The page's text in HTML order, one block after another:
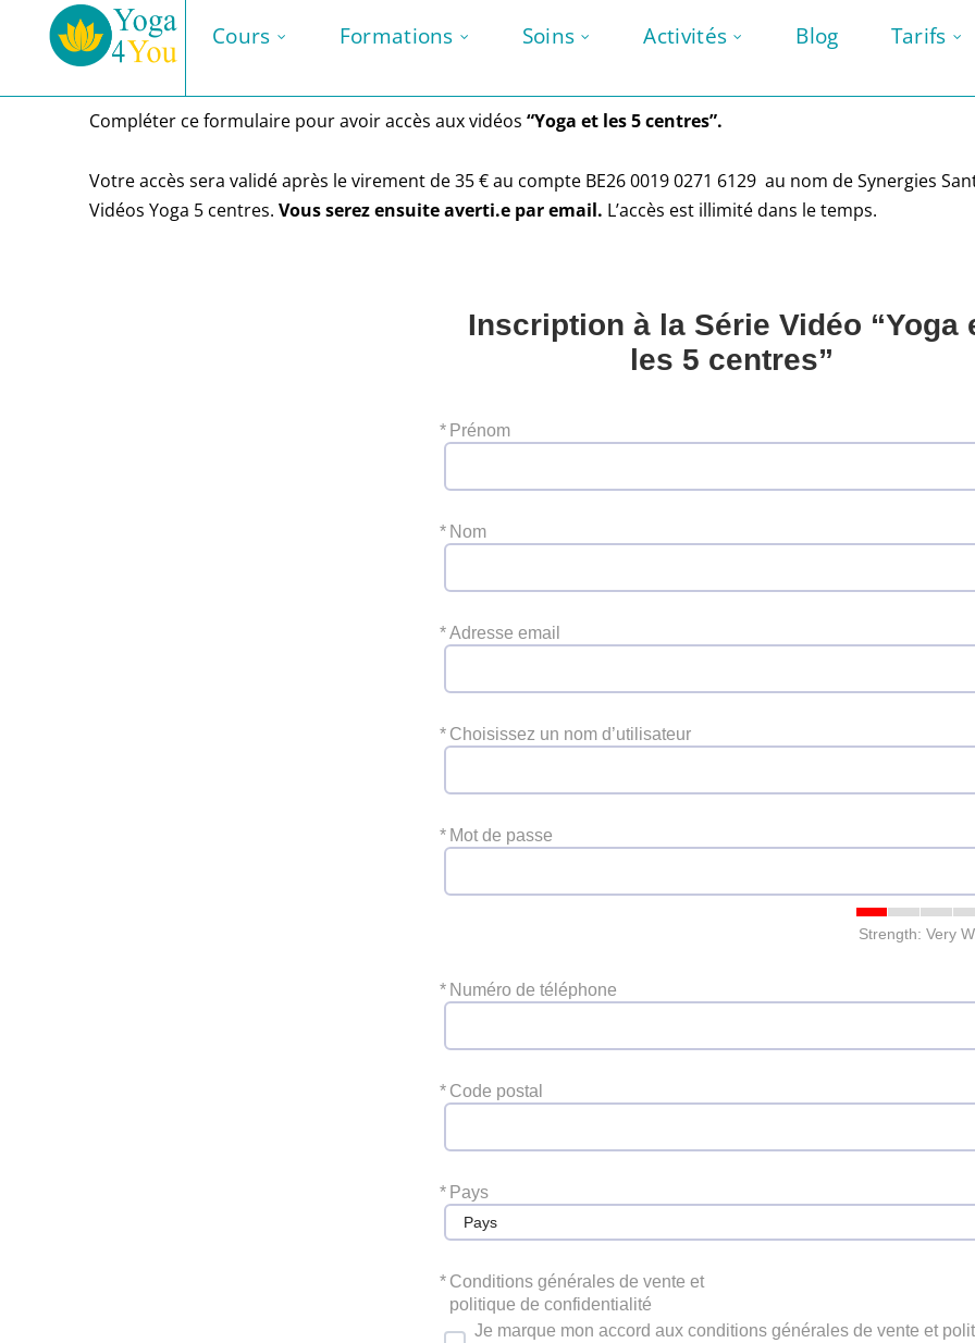
Cours Formations Soins Activités Blog Tarifs
Compléter ce formulaire pour avoir accès aux vidéos “Yoga et les 5 centres”.
Votre accès sera validé après le virement de 35 € au compte BE26 0019 0271 6129 au nom de Synergies
Vidéos Yoga 5 centres. Vous serez ensuite averti.e par email. L’accès est illimité dans le temps.
Inscription à la Série Vidéo “Yoga
les 5 centres”
* Prénom
* Nom
*Adresse email
* Choisissez un nom d’utilisateur
* Mot de passe
Strength: Very
* Numéro de téléphone
* Code postal
* Pays
Pays
* Conditions générales de vente et
politique de confidentialité
Je marque mon accord aux conditions générales de vente et